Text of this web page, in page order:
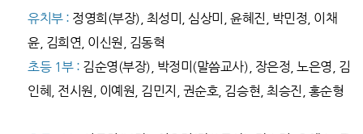
유치부 : 정영희 (부장), 최성미, 심상미, 윤혜진, 박민정, 이채
윤, 김희연, 이신원, 김동혁
초등 1부 : 김순영(부장), 박정미(말씀교사), 장은정, 노은영, 김
인혜, 전시원, 이예원, 김민지, 권순호, 김승현, 최승진, 홍순형